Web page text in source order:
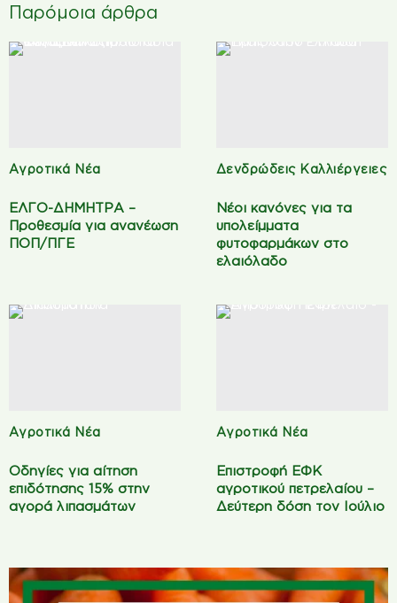
Παρόμοια άρθρα
Αγροτικά Νέα
ΕΛΓΟ-ΔΗΜΗΤΡΑ –
Προθεσμία για ανανέωση
ΠΟΠ/ΠΓΕ
Δενδρώδεις Καλλιέργειες
Νέοι κανόνες για τα
υπολείμματα
φυτοφαρμάκων στο
ελαιόλαδο
Αγροτικά Νέα
Οδηγίες για αίτηση
επιδότησης 15% στην
αγορά λιπασμάτων
Αγροτικά Νέα
Επιστροφή ΕΦΚ
αγροτικού πετρελαίου –
Δεύτερη δόση τον Ιούλιο